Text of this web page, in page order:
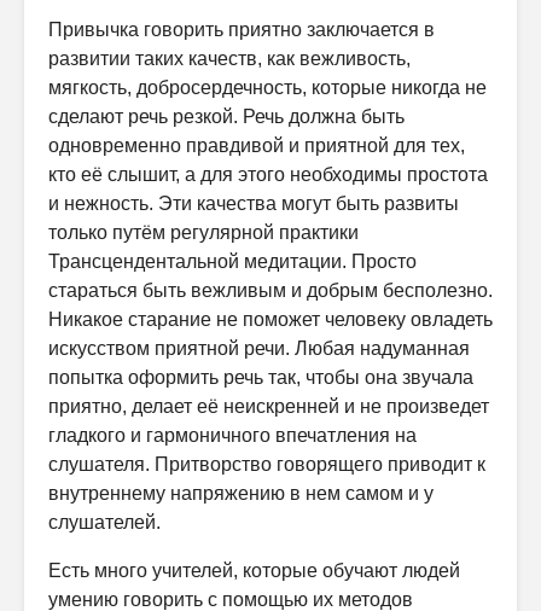
Привычка говорить приятно заключается в
развитии таких качеств, как вежливость,
мягкость, добросердечность, которые никогда не
сделают речь резкой. Речь должна быть
одновременно правдивой и приятной для тех,
кто её слышит, а для этого необходимы простота
и нежность. Эти качества могут быть развиты
только путём регулярной практики
Трансцендентальной медитации. Просто
стараться быть вежливым и добрым бесполезно.
Никакое старание не поможет человеку овладеть
искусством приятной речи. Любая надуманная
попытка оформить речь так, чтобы она звучала
приятно, делает её неискренней и не произведет
гладкого и гармоничного впечатления на
слушателя. Притворство говорящего приводит к
внутреннему напряжению в нем самом и у
слушателей.
Есть много учителей, которые обучают людей
умению говорить с помощью их методов